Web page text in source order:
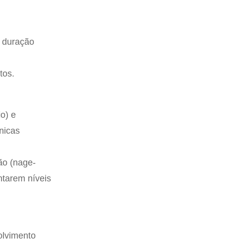
e
(nage-
níveis